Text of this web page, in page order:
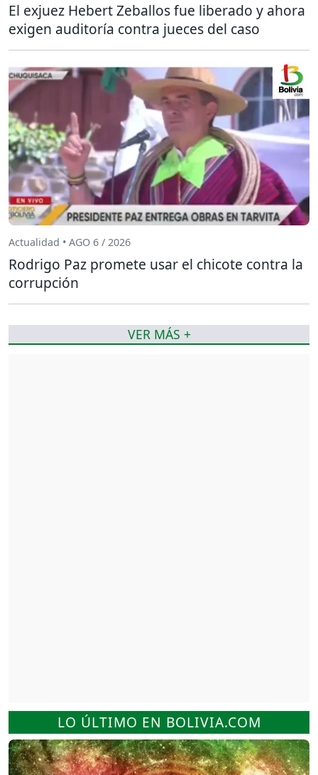
LO ÚLTIMO EN BOLIVIA.COM
El exjuez Hebert Zeballos fue liberado y ahora
exigen auditoría contra jueces del caso
Actualidad • AGO 6 / 2026
Rodrigo Paz promete usar el chicote contra la
corrupción
VER MÁS +